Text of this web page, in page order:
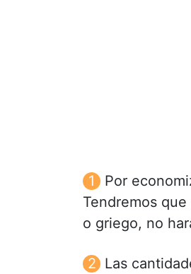
Por
Tendremos
o griego, no
Las